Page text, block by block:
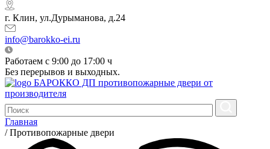
г. Клин, ул.Дурыманова, д.24
info@barokko-ei.ru
Работаем с 9:00 до 17:00 ч
Без перерывов и выходных.
БАРОККО ДП противопожарные двери от
производителя
Главная
/ Противопожарные двери